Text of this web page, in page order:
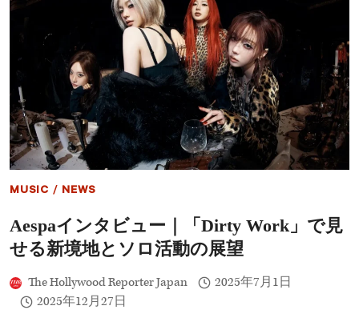
禁
──
映
『ギ
ャ
ビ
ー
の
ー
ハ
ウ
ス』
ン
ト
MUSIC / NEWS
Aespaインタビュー｜「Dirty Work」で見
せる新境地とソロ活動の展望
The Hollywood Reporter Japan
2025年7月1日
2025年12月27日